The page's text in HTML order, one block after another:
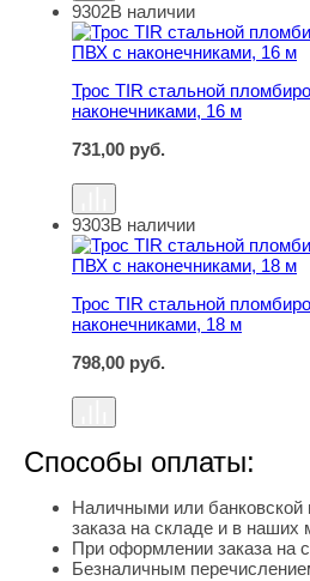
Трос TIR стальной
9302В наличии
Трос TIR стальной
наконечниками, 16 м
731,00 руб.
Трос TIR стальной
9303В наличии
Трос TIR стальной
наконечниками, 18 м
798,00 руб.
Способы оплаты:
Наличными или банковской
заказа на складе и в наших
При оформлении заказа на
Безналичным